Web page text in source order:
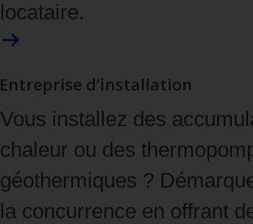
locataire.
Entreprise d’installation
Vous installez des
chaleur ou des
géothermiques ?
la concurrence en offrant